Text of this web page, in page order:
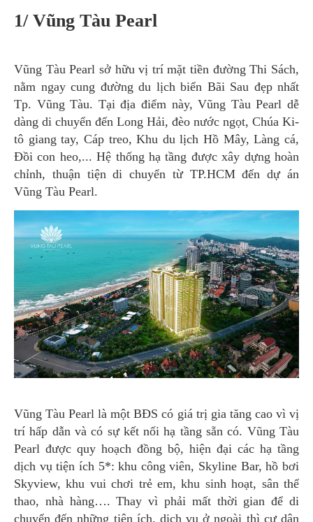
1/ Vũng Tàu Pearl
Vũng Tàu Pearl sở hữu vị trí mặt tiền đường Thi Sách,
nằm ngay cung đường du lịch biển Bãi Sau đẹp nhất
Tp. Vũng Tàu. Tại địa điểm này, Vũng Tàu Pearl dễ
dàng di chuyển đến Long Hải, đèo nước ngọt, Chúa Ki-
tô giang tay, Cáp treo, Khu du lịch Hồ Mây, Làng cá,
Đồi con heo,... Hệ thống hạ tầng được xây dựng hoàn
chỉnh, thuận tiện di chuyển từ TP.HCM đến dự án
Vũng Tàu Pearl.
Vũng Tàu Pearl là một BĐS có giá trị gia tăng cao vì vị
trí hấp dẫn và có sự kết nối hạ tầng sẵn có. Vũng Tàu
Pearl được quy hoạch đồng bộ, hiện đại các hạ tầng
dịch vụ tiện ích 5*: khu công viên, Skyline Bar, hồ bơi
Skyview, khu vui chơi trẻ em, khu sinh hoạt, sân thể
thao, nhà hàng…. Thay vì phải mất thời gian để di
chuyển đến những tiện ích, dịch vụ ở ngoài thì cư dân